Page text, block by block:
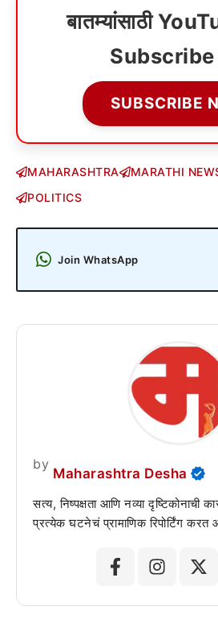
बातम्यांसाठी
Subscribe
SUBSCRIBE
MAHARASHTRA MARATHI
POLITICS
Join WhatsApp
by
Maharashtra Desha
सत्य, निष्पक्षता आणि नव्या दृष्टिकोनाची
प्रत्येक घटनेचं प्रामाणिक रिपोर्टिंग